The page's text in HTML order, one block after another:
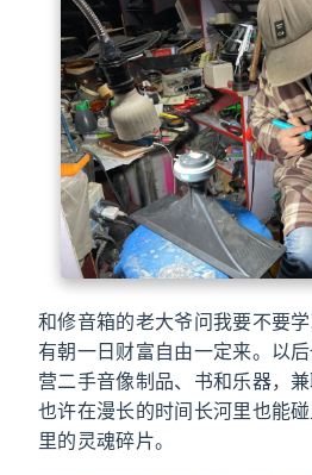
和修音箱的老大爷问我要不要
有朝一日财富自由一定来。以
营二手音像制品、书和乐器，兼
也许在漫长的时间长河里也能
里的灵魂碎片。